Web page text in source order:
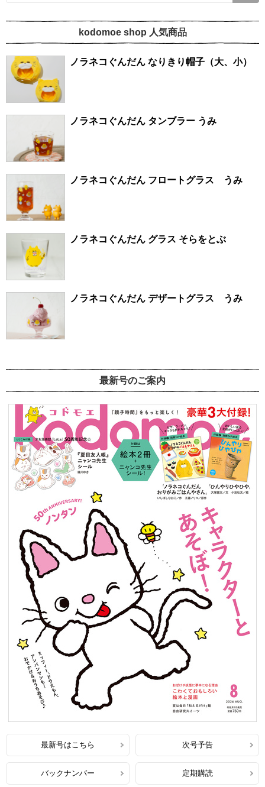
kodomoe shop 人気商品
ノラネコぐんだん なりきり帽子（大、小）
ノラネコぐんだん タンブラー うみ
ノラネコぐんだん フロートグラス うみ
ノラネコぐんだん グラス そらをとぶ
ノラネコぐんだん デザートグラス うみ
最新号のご案内
最新号はこちら 次号予告
バックナンバー 定期購読